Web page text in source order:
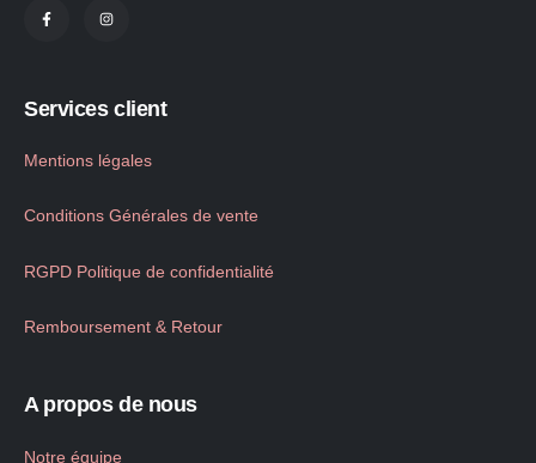
Services client
Mentions légales
Conditions Générales de vente
RGPD Politique de confidentialité
Remboursement & Retour
A propos de nous
Notre équipe